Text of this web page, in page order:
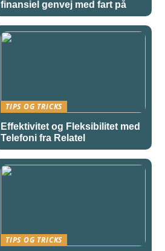
finansiel genvej med fart på
TIPS OG TRICKS
Effektivitet og Fleksibilitet med
Telefoni fra Relatel
TIPS OG TRICKS